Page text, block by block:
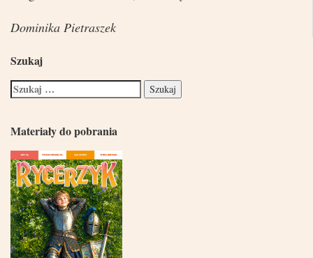
Dominika Pietraszek
Szukaj
Materiały do pobrania